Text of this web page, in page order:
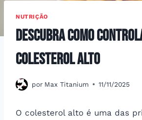
NUTRIÇÃO
Descubra como
colesterol alto
por Max Titanium 11/11/2025
O colesterol alto é uma das